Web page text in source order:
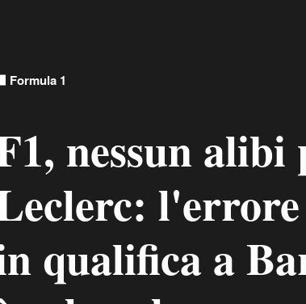
Formula 1
nessun alibi
qualifica a